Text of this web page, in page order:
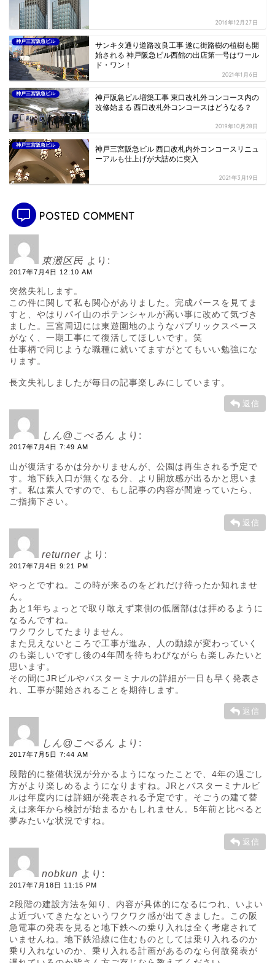
2016年12月27日
神戸三宮阪急ビル
サンキタ通り道路改良工事 遂に街路樹の植樹も開
始される 神戸阪急ビル西館の出店第一号はワール
ド・ワン！
2021年1月6日
神戸三宮阪急ビル
神戸阪急ビル増築工事 東口改札外コンコース内の
改修始まる 西口改札外コンコースはどうなる？
2019年10月28日
神戸三宮阪急ビル
神戸三宮阪急ビル 西口改札内外コンコースリニュ
ーアルも仕上げが大詰めに突入
2021年3月19日
POSTED COMMENT
東灘区民 より:
2017年7月4日 12:10 AM
突然失礼します。
この件に関して私も関心がありました。完成パースを見てま
すと、やはりパイ山のポテンシャルが高い事に改めて気づき
ました。三宮周辺には東遊園地のようなパブリックスペース
がなく、一期工事にて復活してほしいです。笑
仕事柄で同じような職種に就いてますがとてもいい勉強にな
ります。
長文失礼しましたが毎日の記事楽しみにしています。
返信
しん@こべるん より:
2017年7月4日 7:49 AM
山が復活するかは分かりませんが、公園は再生される予定で
す。地下鉄入口が無くなる分、より開放感が出るかと思いま
す。私は素人ですので、もし記事の内容が間違っていたら、
ご指摘下さい。
返信
returner より:
2017年7月4日 9:21 PM
やっとですね。この時が来るのをどれだけ待ったか知れませ
ん。
あと1年ちょっとで取り敢えず東側の低層部はは拝めるように
なるんですね。
ワクワクしてたまりません。
また見えないところで工事が進み、人の動線が変わっていく
のも楽しいですし後の4年間を待ちわびながらも楽しみたいと
思います。
その間にJRビルやバスターミナルの詳細が一日も早く発表さ
れ、工事が開始されることを期待します。
返信
しん@こべるん より:
2017年7月5日 7:44 AM
段階的に整備状況が分かるようになったことで、4年の過ごし
方がより楽しめるようになりますね。JRとバスターミナルビ
ルは年度内には詳細が発表される予定です。そごうの建て替
えは来年から検討が始まるかもしれません。5年前と比べると
夢みたいな状況ですね。
返信
nobkun より:
2017年7月18日 11:15 PM
2段階の建設方法を知り、内容が具体的になるにつれ、いよい
よ近づいてきたなというワクワク感が出てきました。この阪
急電車の発表を見ると地下鉄への乗り入れは全く考慮されて
いませんね。地下鉄沿線に住むものとしては乗り入れるのか
乗り入れないのか、乗り入れる計画があるのなら何故発表が